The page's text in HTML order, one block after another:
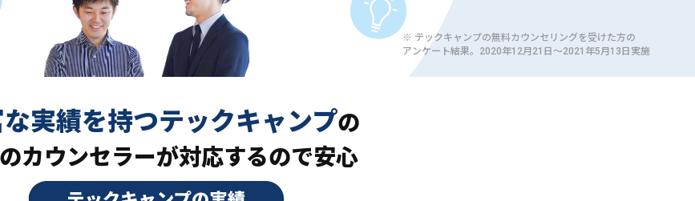
※ テックキャンプの無料カウンセリングを受けた方の
アンケート結果。2020年12月21日〜2021年5月13日実施
実績を持つテックキャンプの
カウンセラーが対応するので安心